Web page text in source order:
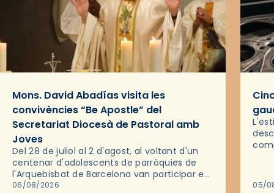
Mons. David Abadías visita les
convivències “Be Apostle” del
Secretariat Diocesà de Pastoral amb
Joves
Del 28 de juliol al 2 d'agost, al voltant d'un
centenar d'adolescents de parròquies de
l'Arquebisbat de Barcelona van participar en
les convivències Be Apostle, organitzades
06/08/2026 05/